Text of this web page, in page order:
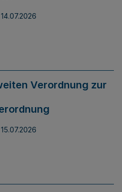
14.07.2026
Verordnung zur
15.07.2026